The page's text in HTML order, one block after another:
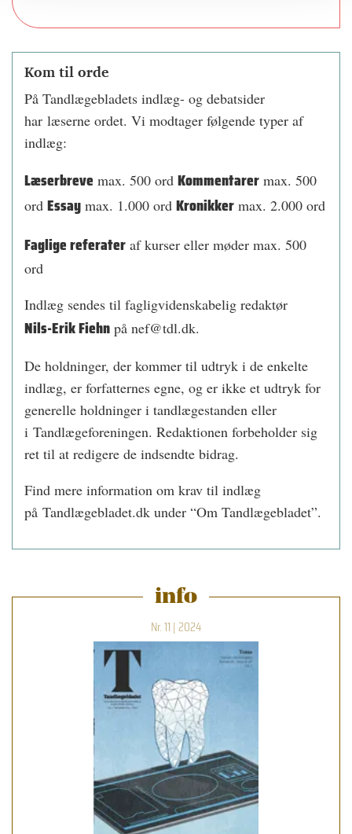
Kom til orde
På Tandlægebladets indlæg- og debatsider
har læserne ordet. Vi modtager følgende typer af
indlæg:
Læserbreve max. 500 ord Kommentarer max. 500
ord Essay max. 1.000 ord Kronikker max. 2.000 ord
Faglige referater af kurser eller møder max. 500
ord
Indlæg sendes til fagligvidenskabelig redaktør
Nils-Erik Fiehn på nef@tdl.dk.
De holdninger, der kommer til udtryk i de enkelte
indlæg, er forfatternes egne, og er ikke et udtryk for
generelle holdninger i tandlægestanden eller
i Tandlægeforeningen. Redaktionen forbeholder sig
ret til at redigere de indsendte bidrag.
Find mere information om krav til indlæg
på Tandlægebladet.dk under “Om Tandlægebladet”.
info
Nr. 11 | 2024